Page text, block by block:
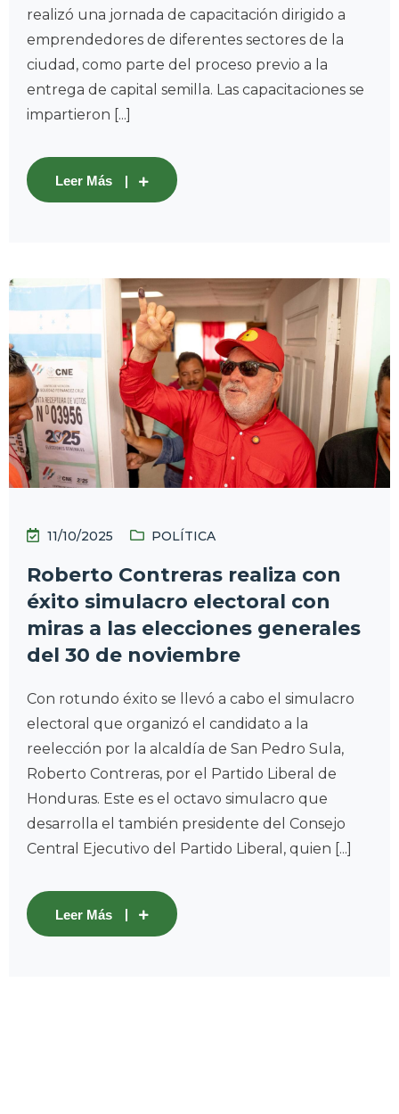
realizó una jornada de capacitación dirigido a
emprendedores de diferentes sectores de la
ciudad, como parte del proceso previo a la
entrega de capital semilla. Las capacitaciones se
impartieron [...]
Leer Más
11/10/2025 POLÍTICA
Roberto Contreras realiza con
éxito simulacro electoral con
miras a las elecciones generales
del 30 de noviembre
Con rotundo éxito se llevó a cabo el simulacro
electoral que organizó el candidato a la
reelección por la alcaldía de San Pedro Sula,
Roberto Contreras, por el Partido Liberal de
Honduras. Este es el octavo simulacro que
desarrolla el también presidente del Consejo
Central Ejecutivo del Partido Liberal, quien [...]
Leer Más